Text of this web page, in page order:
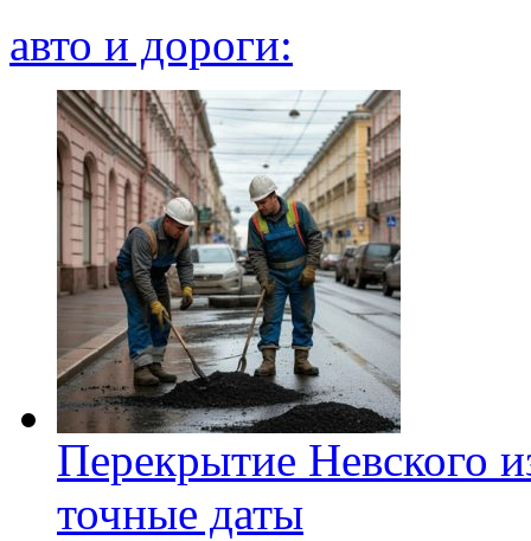
авто и дороги:
Перекрытие Невского
точные даты